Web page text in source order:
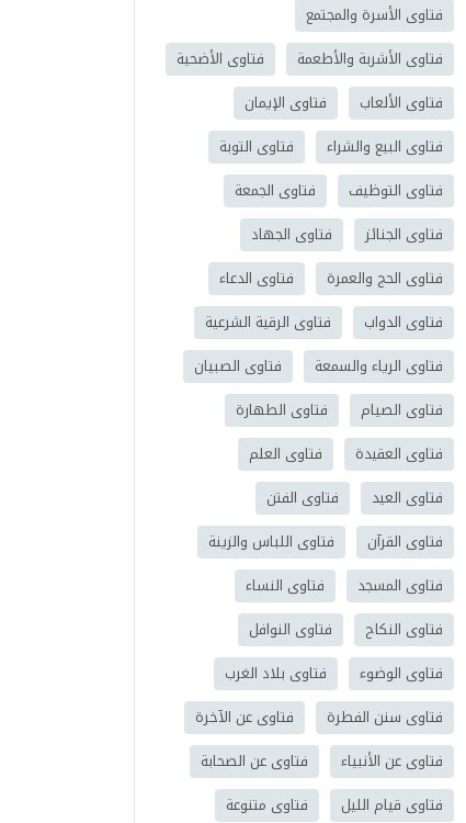
فتاوى الأسرة والمجتمع
فتاوى الأشربة والأطعمة
فتاوى الأضحية
فتاوى الألعاب
فتاوى الإيمان
فتاوى البيع والشراء
فتاوى التوبة
فتاوى التوظيف
فتاوى الجمعة
فتاوى الجنائز
فتاوى الجهاد
فتاوى الحج والعمرة
فتاوى الدعاء
فتاوى الدواب
فتاوى الرقية الشرعية
فتاوى الرياء والسمعة
فتاوى الصبيان
فتاوى الصيام
فتاوى الطهارة
فتاوى العقيدة
فتاوى العلم
فتاوى العيد
فتاوى الفتن
فتاوى القرآن
فتاوى اللباس والزينة
فتاوى المسجد
فتاوى النساء
فتاوى النكاح
فتاوى النوافل
فتاوى الوضوء
فتاوى بلاد الغرب
فتاوى سنن الفطرة
فتاوى عن الآخرة
فتاوى عن الأنبياء
فتاوى عن الصحابة
فتاوى قيام الليل
فتاوى متنوعة